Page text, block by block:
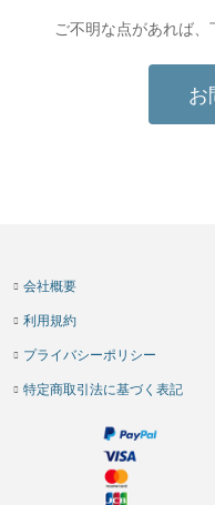
ご不明な点があれば、
お
会社概要
利用規約
プライバシーポリシー
特定商取引法に基づく表記